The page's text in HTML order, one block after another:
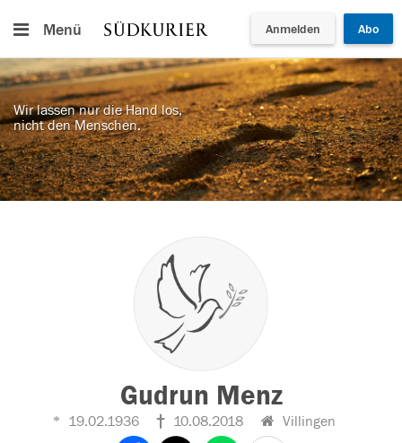
Menü Anmelden Abo
Wir lassen nur die Hand los,
nicht den Menschen.
Gudrun Menz
19.02.1936 10.08.2018 Villingen